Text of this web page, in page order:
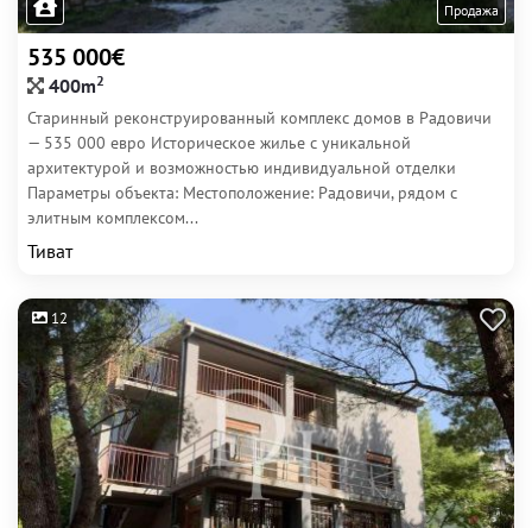
Продажа
535 000€
400m2
Старинный реконструированный комплекс домов в Радовичи
— 535 000 евро Историческое жилье с уникальной
архитектурой и возможностью индивидуальной отделки
Параметры объекта: Местоположение: Радовичи, рядом с
элитным комплексом...
Тиват
12